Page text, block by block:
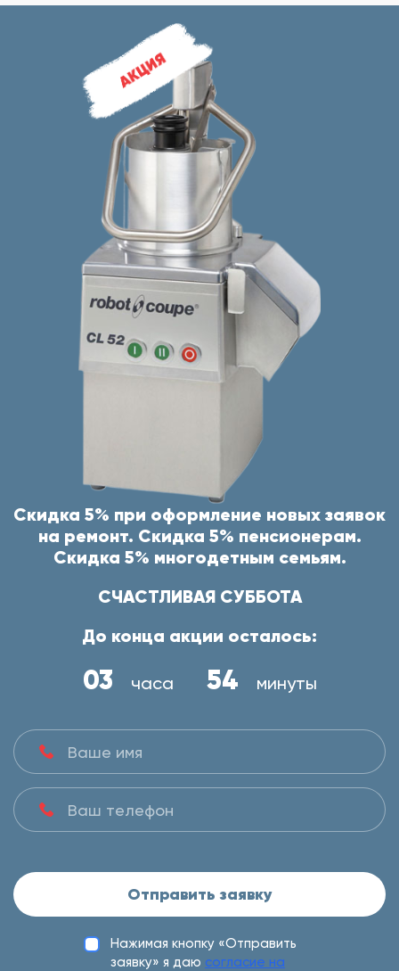
Скидка 5% при оформление новых заявок
на ремонт. Скидка 5% пенсионерам.
Скидка 5% многодетным семьям.
СЧАСТЛИВАЯ СУББОТА
До конца акции осталось:
03 часа 54 минуты
Отправить заявку
Нажимая кнопку «Отправить
заявку» я даю согласие на